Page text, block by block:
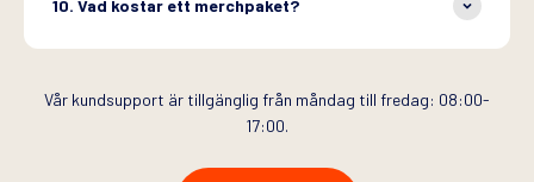
10. Vad kostar ett merchpaket?
Vår kundsupport är tillgänglig från måndag till fredag: 08:00-
17:00.